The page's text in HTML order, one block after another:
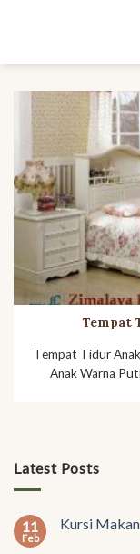
Latest Posts
11
Feb
Kursi
Tempat
Tempat Tidur
Anak Warna